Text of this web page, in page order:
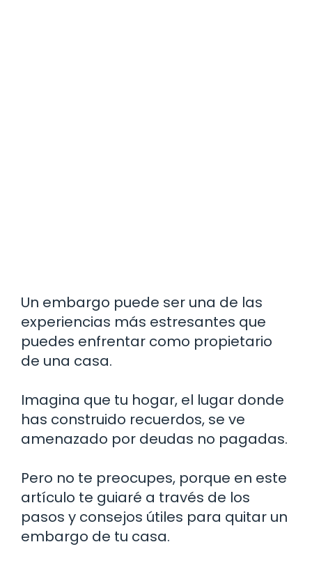
Un embargo puede ser una de las
experiencias más estresantes que
puedes enfrentar como propietario
de una casa.
Imagina que tu hogar, el lugar donde
has construido recuerdos, se ve
amenazado por deudas no pagadas.
Pero no te preocupes, porque en este
artículo te guiaré a través de los
pasos y consejos útiles para quitar un
embargo de tu casa.